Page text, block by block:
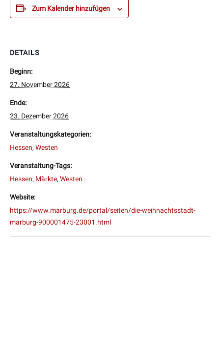
Zum Kalender hinzufügen
DETAILS
Beginn:
27. November 2026
Ende:
23. Dezember 2026
Veranstaltungskategorien:
Hessen, Westen
Veranstaltung-Tags:
Hessen, Märkte, Westen
Website:
https://www.marburg.de/portal/seiten/die-weihnachtsstadt-
marburg-900001475-23001.html